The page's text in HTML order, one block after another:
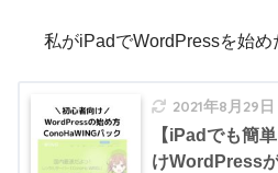
私がiPadでWordPressを始め
2021年8月29日
【iPadでも簡
けWordPress